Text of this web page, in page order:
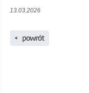
13.03.2026